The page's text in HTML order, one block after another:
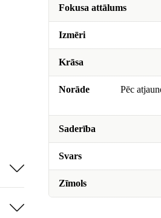
Fokusa attālums
Izmēri
Krāsa
Norāde
Pēc
Saderība
Svars
Zīmols